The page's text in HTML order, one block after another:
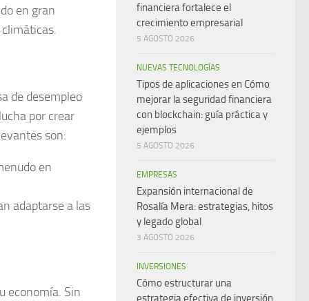
en gran
de desempleo
por crear
son:
en
adaptarse a las
economía. Sin
financiera fortalece el
crecimiento empresarial
5 AGOSTO 2026
NUEVAS TECNOLOGÍAS
Tipos de aplicaciones en Cómo
mejorar la seguridad financiera
con blockchain: guía práctica y
ejemplos
5 AGOSTO 2026
EMPRESAS
Expansión internacional de
Rosalía Mera: estrategias, hitos
y legado global
3 AGOSTO 2026
INVERSIONES
Cómo estructurar una
estrategia efectiva de inversión